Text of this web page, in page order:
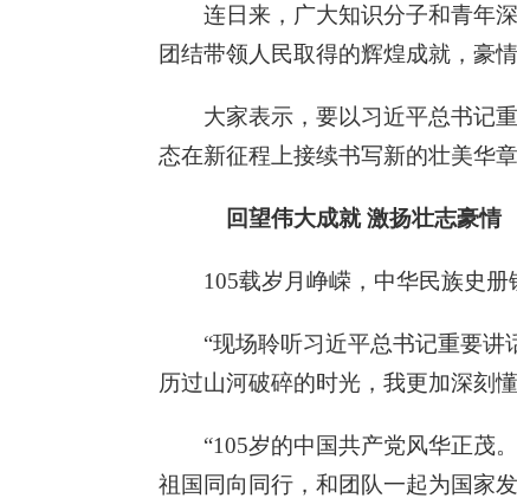
连日来，广大知识分子和青年
团结带领人民取得的辉煌成就，豪
大家表示，要以习近平总书记
态在新征程上接续书写新的壮美华
回望伟大成就 激扬壮志豪情
105载岁月峥嵘，中华民族史册
“现场聆听习近平总书记重要讲
历过山河破碎的时光，我更加深刻
“105岁的中国共产党风华正茂
祖国同向同行，和团队一起为国家